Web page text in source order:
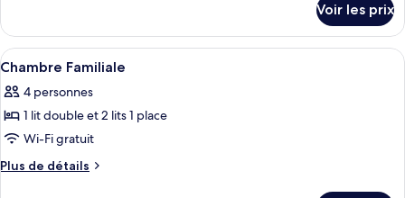
Chambre
Triple
Classique
le
type
de
Chambre
Triple
Voir les prix
Afficher
toutes
les
photos
pour
ce
Une chambre d’hôtel avec deux
4
Chambre Familiale
4 personnes
1 lit double et 2 lits 1 place
Wi-Fi gratuit
Plus de détails
Plus